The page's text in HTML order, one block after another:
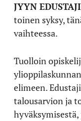
JYYN
toinen syksy,
vaihteessa.
Tuolloin
elimeen.
talousarvion ja